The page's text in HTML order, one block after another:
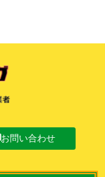
お問い合わせ